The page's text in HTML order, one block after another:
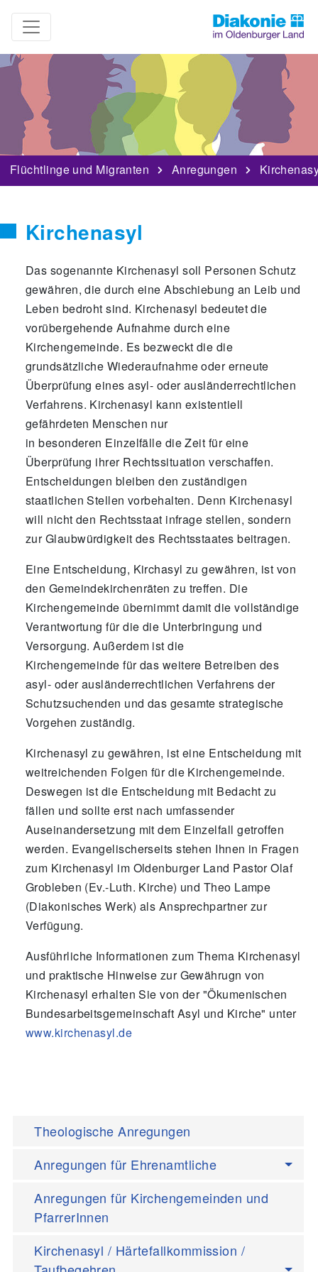
Flüchtlinge und Migranten Anregungen
Theologische Anregungen
Anregungen für Ehrenamtliche
Anregungen für Kirchengemeinden und
PfarrerInnen
Kirchenasyl / Härtefallkommission /
Kirchenasyl
Das sogenannte Kirchenasyl soll Personen Schutz
gewähren, die durch eine Abschiebung an Leib und
Leben bedroht sind. Kirchenasyl bedeutet die
vorübergehende Aufnahme durch eine
Kirchengemeinde. Es bezweckt die die
grundsätzliche Wiederaufnahme oder erneute
Überprüfung eines asyl- oder ausländerrechtlichen
Verfahrens. Kirchenasyl kann existentiell
gefährdeten Menschen nur
in besonderen Einzelfälle die Zeit für eine
Überprüfung ihrer Rechtssituation verschaffen.
Entscheidungen bleiben den zuständigen
staatlichen Stellen vorbehalten. Denn Kirchenasyl
will nicht den Rechtsstaat infrage stellen, sondern
zur Glaubwürdigkeit des Rechtsstaates beitragen.
Eine Entscheidung, Kirchasyl zu gewähren, ist von
den Gemeindekirchenräten zu treffen. Die
Kirchengemeinde übernimmt damit die vollständige
Verantwortung für die die Unterbringung und
Versorgung. Außerdem ist die
Kirchengemeinde für das weitere Betreiben des
asyl- oder ausländerrechtlichen Verfahrens der
Schutzsuchenden und das gesamte strategische
Vorgehen zuständig.
Kirchenasyl zu gewähren, ist eine Entscheidung mit
weitreichenden Folgen für die Kirchengemeinde.
Deswegen ist die Entscheidung mit Bedacht zu
fällen und sollte erst nach umfassender
Auseinandersetzung mit dem Einzelfall getroffen
werden. Evangelischerseits stehen Ihnen in Fragen
zum Kirchenasyl im Oldenburger Land Pastor Olaf
Grobleben (Ev.-Luth. Kirche) und Theo Lampe
(Diakonisches Werk) als Ansprechpartner zur
Verfügung.
Ausführliche Informationen zum Thema Kirchenasyl
und praktische Hinweise zur Gewährugn von
Kirchenasyl erhalten Sie von der "Ökumenischen
Bundesarbeitsgemeinschaft Asyl und Kirche" unter
www.kirchenasyl.de